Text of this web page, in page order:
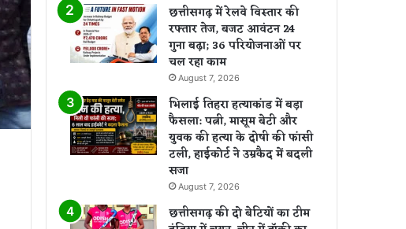
छत्तीसगढ़ में रेलवे विस्तार की
रफ्तार तेज, बजट आवंटन 24
गुना बढ़ा; 36 परियोजनाओं पर
चल रहा काम
August 7, 2026
भिलाई तिहरा हत्याकांड में बड़ा
फैसला: पत्नी, मासूम बेटी और
युवक की हत्या के दोषी की फांसी
टली, हाईकोर्ट ने उम्रकैद में बदली
सजा
August 7, 2026
छत्तीसगढ़ की दो बेटियों का टीम